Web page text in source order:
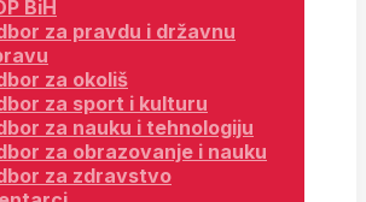
BiH
za pravdu i državnu
za okoliš
za sport i kulturu
za nauku i tehnologiju
za obrazovanje i nauku
za zdravstvo